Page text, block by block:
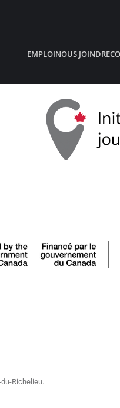
EMPLOINOUS JOINDRE
Richelieu.